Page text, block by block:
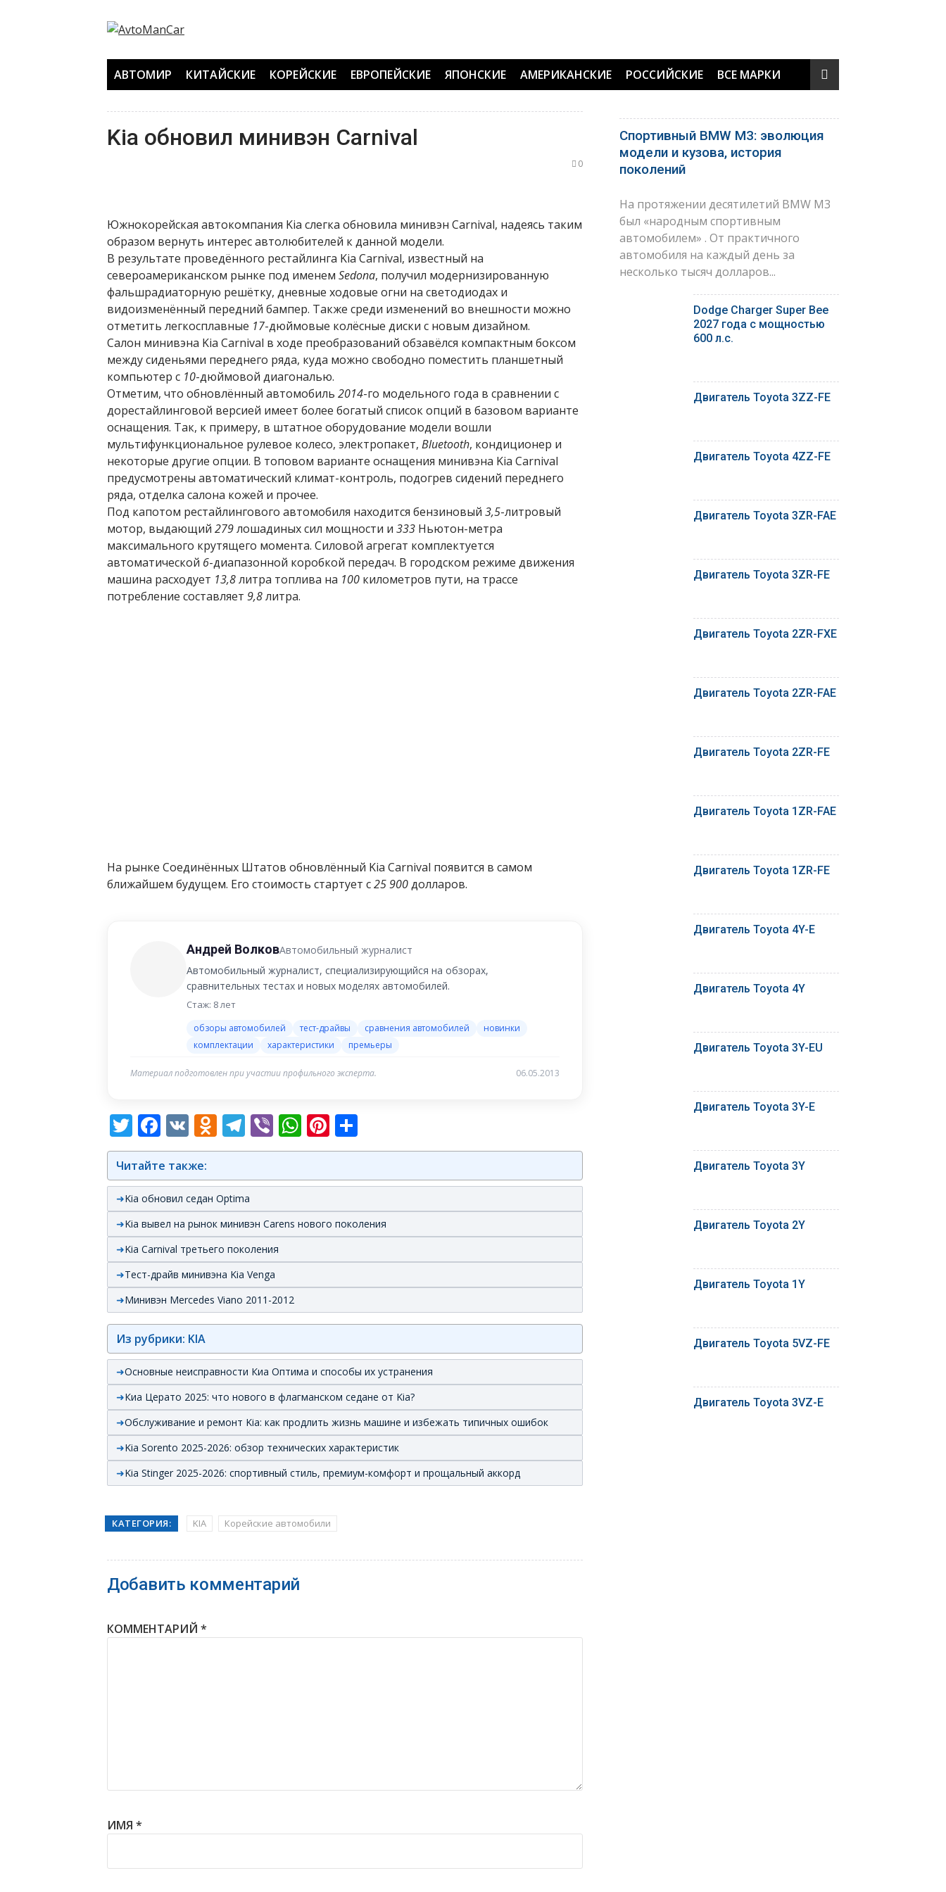
АВТОМИР КИТАЙСКИЕ КОРЕЙСКИЕ ЕВРОПЕЙСКИЕ ЯПОНСКИЕ АМЕРИКАНСКИЕ РОССИЙСКИЕ ВСЕ МАРКИ
Kia обновил минивэн Carnival
0
Южнокорейская автокомпания Kia слегка обновила минивэн Carnival, надеясь таким
образом вернуть интерес автолюбителей к данной модели.
В результате проведённого рестайлинга Kia Carnival, известный на
североамериканском рынке под именем Sedona, получил модернизированную
фальшрадиаторную решётку, дневные ходовые огни на светодиодах и
видоизменённый передний бампер. Также среди изменений во внешности можно
отметить легкосплавные 17-дюймовые колёсные диски с новым дизайном.
Салон минивэна Kia Carnival в ходе преобразований обзавёлся компактным боксом
между сиденьями переднего ряда, куда можно свободно поместить планшетный
компьютер с 10-дюймовой диагональю.
Отметим, что обновлённый автомобиль 2014-го модельного года в сравнении с
дорестайлинговой версией имеет более богатый список опций в базовом варианте
оснащения. Так, к примеру, в штатное оборудование модели вошли
мультифункциональное рулевое колесо, электропакет, Bluetooth, кондиционер и
некоторые другие опции. В топовом варианте оснащения минивэна Kia Carnival
предусмотрены автоматический климат-контроль, подогрев сидений переднего
ряда, отделка салона кожей и прочее.
Под капотом рестайлингового автомобиля находится бензиновый 3,5-литровый
мотор, выдающий 279лошадиных сил мощности и 333 Ньютон-метра
максимального крутящего момента. Силовой агрегат комплектуется
автоматической 6-диапазонной коробкой передач. В городском режиме движения
машина расходует 13,8литра топлива на 100 километров пути, на трассе
потребление составляет 9,8литра.
На рынке Соединённых Штатов обновлённый Kia Carnival появится в самом
ближайшем будущем. Его стоимость стартует с25 900долларов.
Андрей ВолковАвтомобильный журналист
Автомобильный журналист, специализирующийся на обзорах,
сравнительных тестах и новых моделях автомобилей.
Стаж: 8 лет
обзоры автомобилей тест-драйвы сравнения автомобилей
новинки
комплектации
характеристики премьеры
Материал подготовлен при участии профильного эксперта. 06.05.2013
Twitter
Facebook
VK Odnoklassniki
Telegram
ViberWhatsApp
Pinterest
Читайте также:
Kia обновил седан Optima
Kia вывел на рынок минивэн Carens нового поколения
Kia Carnival третьего поколения
Тест-драйв минивэна Kia Venga
Минивэн Mercedes Viano 2011-2012
Из рубрики: KIA
Основные неисправности Киа Оптима и способы их устранения
Киа Церато 2025: что нового в флагманском седане от Kia?
Обслуживание и ремонт Kia: как продлить жизнь машине и избежать типичных ошибок
Kia Sorento 2025-2026: обзор технических характеристик
Kia Stinger 2025-2026: спортивный стиль, премиум-комфорт и прощальный аккорд
КАТЕГОРИЯ: KIA Корейские автомобили
Добавить комментарий
КОММЕНТАРИЙ *
ИМЯ *
Спортивный BMW M3: эволюция
модели и кузова, история
поколений
На протяжении десятилетий BMW M3
был «народным спортивным
автомобилем» . От практичного
автомобиля на каждый день за
несколько тысяч долларов...
Dodge Charger Super Bee
2027 года с мощностью
600 л.с.
Двигатель Toyota 3ZZ-FE
Двигатель Toyota 4ZZ-FE
Двигатель Toyota 3ZR-FAE
Двигатель Toyota 3ZR-FE
Двигатель Toyota 2ZR-FXE
Двигатель Toyota 2ZR-FAE
Двигатель Toyota 2ZR-FE
Двигатель Toyota 1ZR-FAE
Двигатель Toyota 1ZR-FE
Двигатель Toyota 4Y-E
Двигатель Toyota 4Y
Двигатель Toyota 3Y-EU
Двигатель Toyota 3Y-E
Двигатель Toyota 3Y
Двигатель Toyota 2Y
Двигатель Toyota 1Y
Двигатель Toyota 5VZ-FE
Двигатель Toyota 3VZ-E